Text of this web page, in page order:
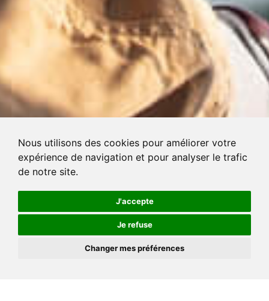
Nous utilisons des cookies pour améliorer votre
expérience de navigation et pour analyser le trafic
de notre site.
J'accepte
Je refuse
Changer mes préférences